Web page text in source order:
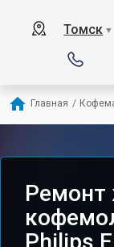
Томск ▼
Главная /
Ремонт